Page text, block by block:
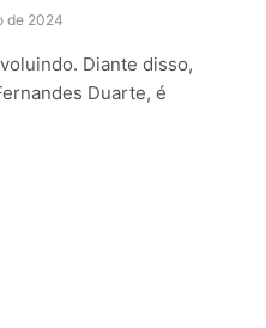
de 2024
Diante disso,
Duarte, é